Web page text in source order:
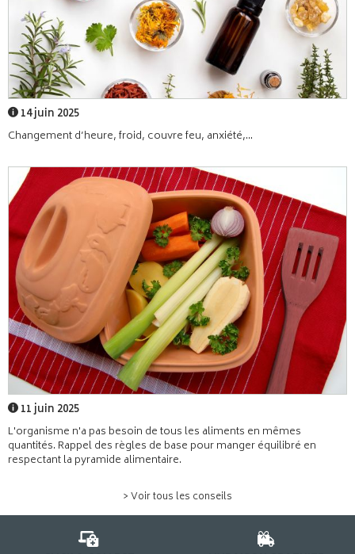
14 juin 2025
Changement d’heure, froid, couvre feu, anxiété,...
11 juin 2025
L'organisme n'a pas besoin de tous les aliments en mêmes
quantités. Rappel des règles de base pour manger équilibré en
respectant la pyramide alimentaire.
> Voir tous les conseils